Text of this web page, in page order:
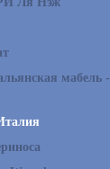
мабель -